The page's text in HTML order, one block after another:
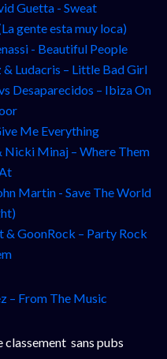
Guetta - Sweat
gente esta muy loca)
- Beautiful People
Ludacris – Little Bad Girl
Desaparecidos – Ibiza On
Me Everything
Nicki Minaj – Where Them
Martin - Save The World
& GoonRock – Party Rock
– From The Music
classement sans pubs